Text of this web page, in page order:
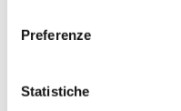
Preferenze
Statistiche
CONTATTACI